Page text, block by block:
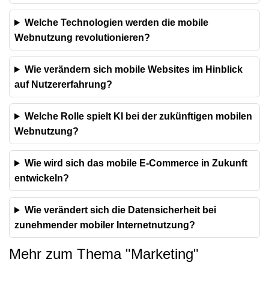
Welche Technologien werden die mobile
Webnutzung revolutionieren?
Wie verändern sich mobile Websites im Hinblick
auf Nutzererfahrung?
Welche Rolle spielt KI bei der zukünftigen mobilen
Webnutzung?
Wie wird sich das mobile E-Commerce in Zukunft
entwickeln?
Wie verändert sich die Datensicherheit bei
zunehmender mobiler Internetnutzung?
Mehr zum Thema "Marketing"